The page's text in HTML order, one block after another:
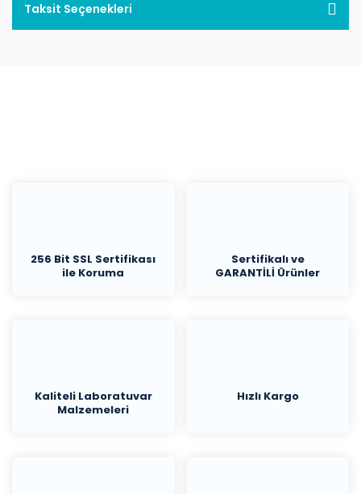
Taksit Seçenekleri
256 Bit SSL Sertifikası
ile Koruma
Sertifikalı ve
GARANTİLİ Ürünler
Kaliteli Laboratuvar
Malzemeleri
Hızlı Kargo